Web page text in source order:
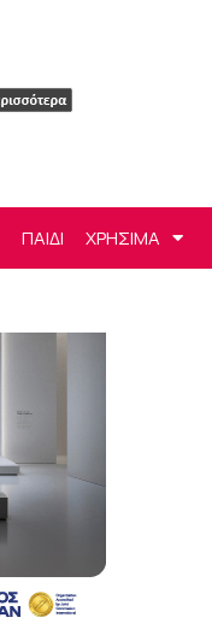
ΠΑΙΔΙ ΧΡΗΣΙΜΑ